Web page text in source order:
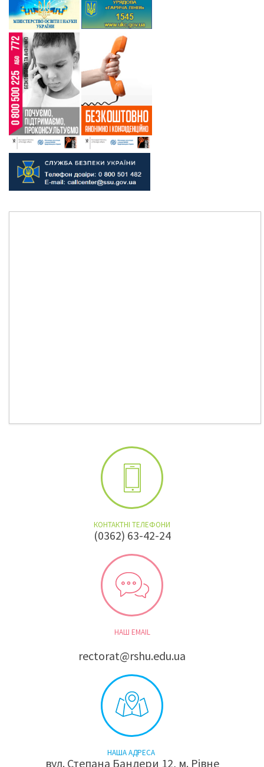
КОНТАКТНІ ТЕЛЕФОНИ
(0362) 63-42-24
НАШ EMAIL
rectorat@rshu.edu.ua
НАША АДРЕСА
вул. Степана Бандери 12, м. Рівне